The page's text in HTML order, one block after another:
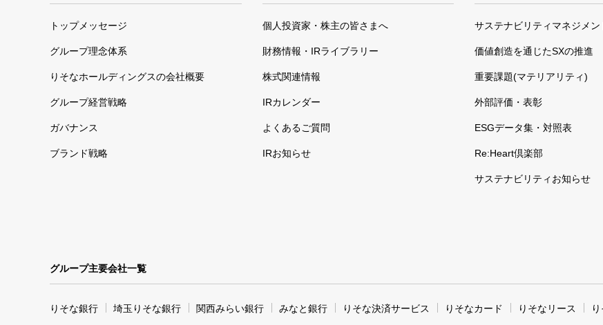
トップメッセージ
グループ理念体系
りそなホールディングスの会社概要
グループ経営戦略
ガバナンス
ブランド戦略
個人投資家・株主の皆さまへ
財務情報・IRライブラリー
株式関連情報
IRカレンダー
よくあるご質問
IRお知らせ
サステナビリティマネジメン
価値創造を通じたSXの推進
重要課題(マテリアリティ)
外部評価・表彰
ESGデータ集・対照表
Re:Heart倶楽部
サステナビリティお知らせ
グループ主要会社一覧
りそな銀行 埼玉りそな銀行 関西みらい銀行 みなと銀行 りそな決済サービス りそなカード りそなリース